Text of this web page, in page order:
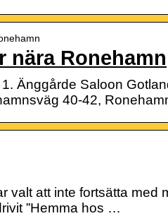
nära Ronehamn
Änggårde Saloon
40-42,
valt att inte fortsätta
”Hemma hos …